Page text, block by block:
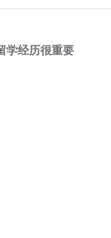
学经历很重要